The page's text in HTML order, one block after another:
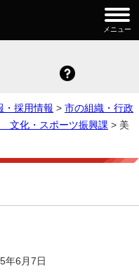
メニュー
・採用情報 > 市の組織・行政
文化・スポーツ振興課 > 美
6月7日